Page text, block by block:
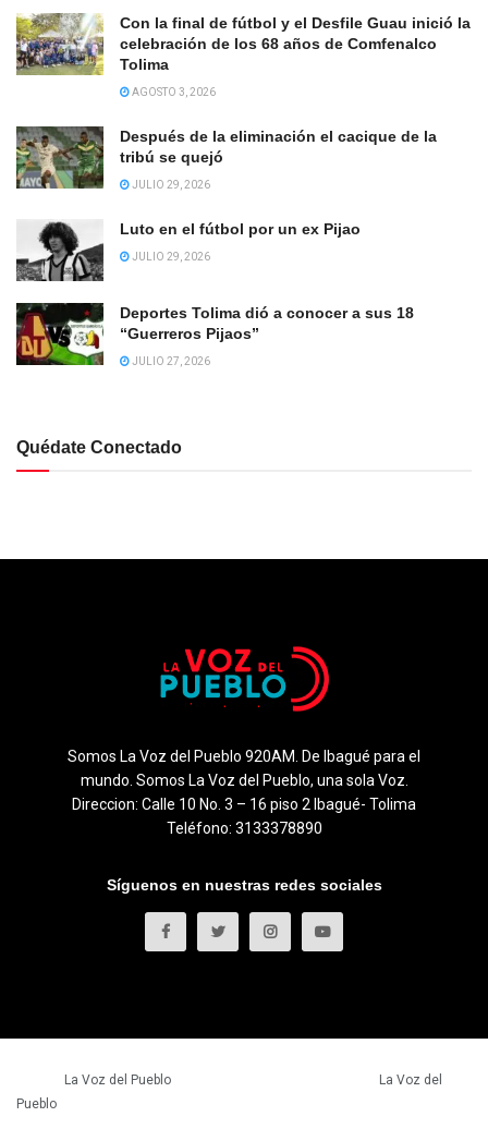
Con la final de fútbol y el Desfile Guau inició la
celebración de los 68 años de Comfenalco
Tolima
AGOSTO 3, 2026
Después de la eliminación el cacique de la
tribú se quejó
JULIO 29, 2026
Luto en el fútbol por un ex Pijao
JULIO 29, 2026
Deportes Tolima dió a conocer a sus 18
“Guerreros Pijaos”
JULIO 27, 2026
Quédate Conectado
Somos La Voz del Pueblo 920AM. De Ibagué para el
mundo. Somos La Voz del Pueblo, una sola Voz.
Direccion: Calle 10 No. 3 – 16 piso 2 Ibagué- Tolima
Teléfono: 3133378890
Síguenos en nuestras redes sociales
La Voz del Pueblo
La Voz del
Pueblo